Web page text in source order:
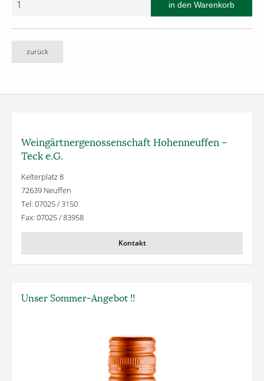
zurück
Weingärtner­genossenschaft Hohenneuffen –
Teck e.G.
Kelterplatz 8
72639 Neuffen
Tel: 07025 / 3150
Fax: 07025 / 83958
Kontakt
Unser Sommer-Angebot !!